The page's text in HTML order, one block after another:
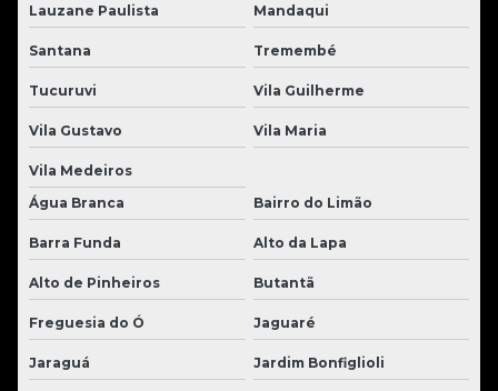
Lauzane Paulista Mandaqui
Santana Tremembé
Tucuruvi Vila Guilherme
Vila Gustavo Vila Maria
Vila Medeiros
Água Branca
Bairro do Limão
Barra Funda Alto da Lapa
Alto de Pinheiros Butantã
Freguesia do Ó Jaguaré
Jaraguá Jardim Bonfiglioli